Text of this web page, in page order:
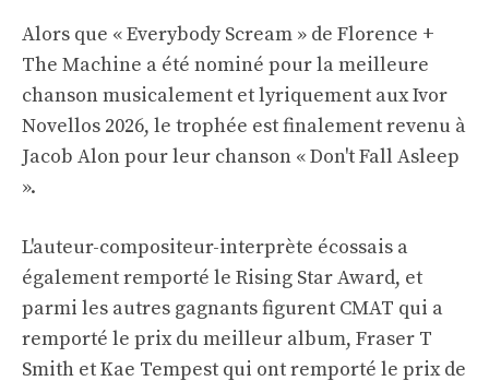
Alors que « Everybody Scream » de Florence +
The Machine a été nominé pour la meilleure
chanson musicalement et lyriquement aux Ivor
Novellos 2026, le trophée est finalement revenu à
Jacob Alon pour leur chanson « Don't Fall Asleep
».
L'auteur-compositeur-interprète écossais a
également remporté le Rising Star Award, et
parmi les autres gagnants figurent CMAT qui a
remporté le prix du meilleur album, Fraser T
Smith et Kae Tempest qui ont remporté le prix de